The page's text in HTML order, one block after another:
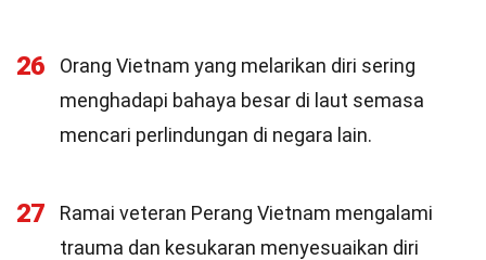
26
Orang Vietnam yang melarikan diri sering
menghadapi bahaya besar di laut semasa
mencari perlindungan di negara lain.
27
Ramai veteran Perang Vietnam mengalami
trauma dan kesukaran menyesuaikan diri